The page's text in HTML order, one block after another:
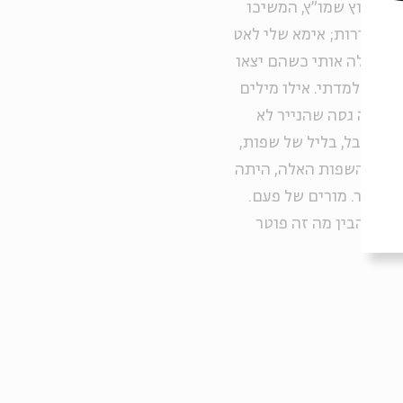
קיבוץ שמו"ץ, המשיכו
במהירות; אימא שלי לאט
שגידלה אותי כשהם יצאו
שלמדתי. אילו מילים
(קללה גסה שהנייר לא
בבל, בליל של שפות,
ובצד השפות האלה, היתה
הספר. מורים של פעם.
בכלל הבין מה זה פוטר